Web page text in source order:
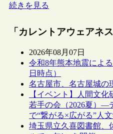
続きを見る
「カレントアウェアネ
2026年08月07日
令和8年熊本地震によ
日時点）
名古屋市、名古屋城の
【イベント】人間文
若手の会（2026夏）―
で“繋がる×広がる”人
埼玉県立久喜図書館、